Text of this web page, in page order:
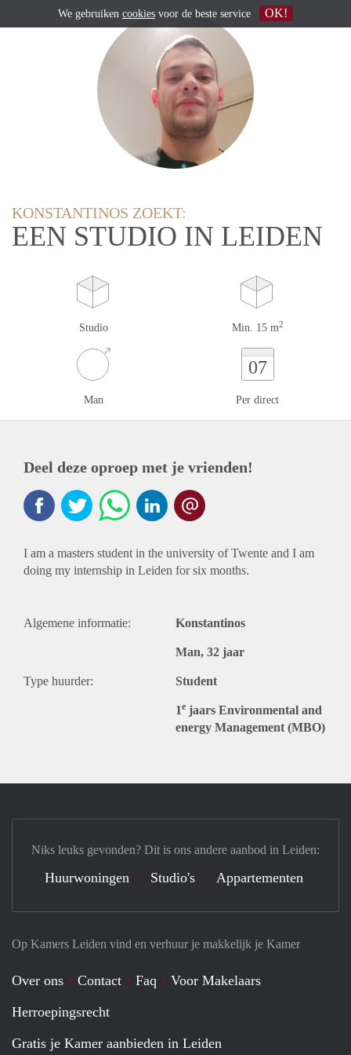
KONSTANTINOS ZOEKT:
EEN STUDIO IN LEIDEN
Studio Min. 15 m2
Man
07
Per direct
Deel deze oproep met je vrienden!
I am a masters student in the university of Twente and I am
doing my internship in Leiden for six months.
Algemene informatie: Konstantinos
Man, 32 jaar
Type huurder: Student
1e jaars Environmental and
energy Management (MBO)
Op Kamers Leiden vind en verhuur je makkelijk je Kamer
Over ons Contact Faq
Voor Makelaars
Herroepingsrecht
Gratis je Kamer aanbieden in Leiden
Niks leuks gevonden? Dit is ons andere aanbod in Leiden:
Huurwoningen Studio's Appartementen
We gebruiken cookies voor de beste service OK!